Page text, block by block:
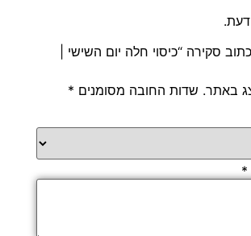
דעת.
סקירה “כיסוי חלה יום השישי |
באתר. שדות החובה מסומנים *
*